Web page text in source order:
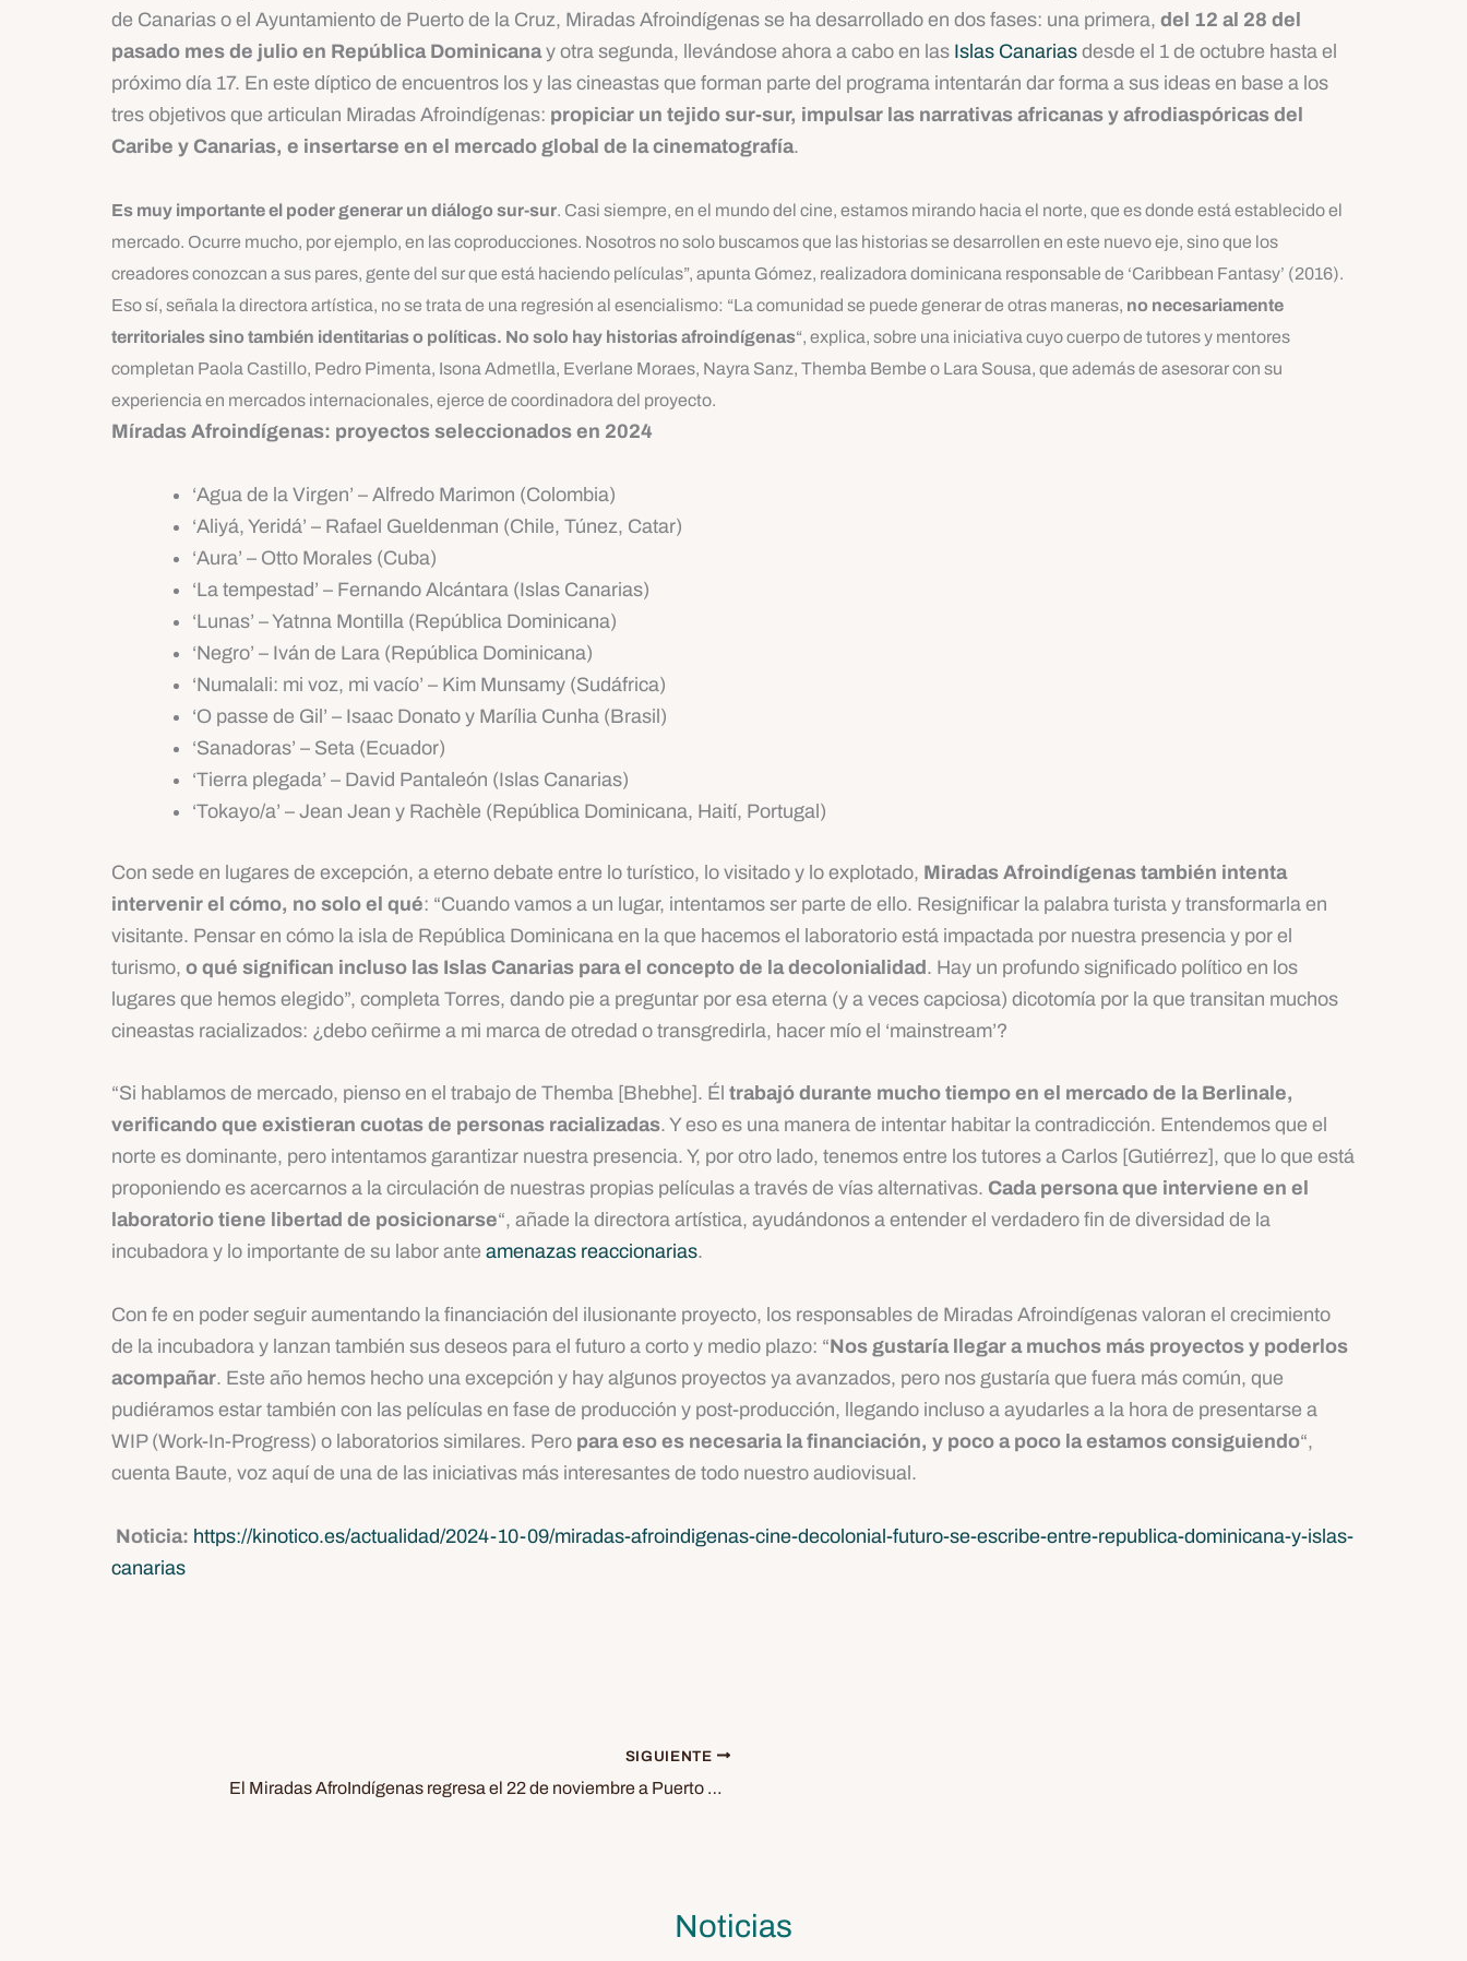
de Canarias o el Ayuntamiento de Puerto de la Cruz, Miradas Afroindígenas se ha desarrollado en dos fases: una primera, del 12 al 28 del
pasado mes de julio en República Dominicanay otra segunda, llevándose ahora a cabo en las Islas Canarias desde el 1 de octubre hasta el
próximo día 17. En este díptico de encuentros los y las cineastas que forman parte del programa intentarán dar forma a sus ideas en base a los
tres objetivos que articulan Miradas Afroindígenas: propiciar un tejido sur-sur, impulsar las narrativas africanas y afrodiaspóricas del
Caribe y Canarias, e insertarse en el mercado global de la cinematografía.
Es muy importante el poder generar un diálogo sur-sur. Casi siempre, en el mundo del cine, estamos mirando hacia el norte, que es donde está establecido el
mercado. Ocurre mucho, por ejemplo, en las coproducciones. Nosotros no solo buscamos que las historias se desarrollen en este nuevo eje, sino que los
creadores conozcan a sus pares, gente del sur que está haciendo películas”, apunta Gómez, realizadora dominicana responsable de ‘Caribbean Fantasy’ (2016).
Eso sí, señala la directora artística, no se trata de una regresión al esencialismo: “La comunidad se puede generar de otras maneras, no necesariamente
territoriales sino también identitarias o políticas. No solo hay historias afroindígenas“, explica, sobre una iniciativa cuyo cuerpo de tutores y mentores
completan Paola Castillo, Pedro Pimenta, Isona Admetlla, Everlane Moraes, Nayra Sanz, Themba Bembe o Lara Sousa, que además de asesorar con su
experiencia en mercados internacionales, ejerce de coordinadora del proyecto.
Míradas Afroindígenas: proyectos seleccionados en 2024
‘Agua de la Virgen’ – Alfredo Marimon (Colombia)
‘Aliyá, Yeridá’ – Rafael Gueldenman (Chile, Túnez, Catar)
‘Aura’ – Otto Morales (Cuba)
‘La tempestad’ – Fernando Alcántara (Islas Canarias)
‘Lunas’ – Yatnna Montilla (República Dominicana)
‘Negro’ – Iván de Lara (República Dominicana)
‘Numalali: mi voz, mi vacío’ – Kim Munsamy (Sudáfrica)
‘O passe de Gil’ – Isaac Donato y Marília Cunha (Brasil)
‘Sanadoras’ – Seta (Ecuador)
‘Tierra plegada’ – David Pantaleón (Islas Canarias)
‘Tokayo/a’ – Jean Jean y Rachèle (República Dominicana, Haití, Portugal)
Con sede en lugares de excepción, a eterno debate entre lo turístico, lo visitado y lo explotado, Miradas Afroindígenas también intenta
intervenir el cómo, no solo el qué: “Cuando vamos a un lugar, intentamos ser parte de ello. Resignificar la palabra turista y transformarla en
visitante. Pensar en cómo la isla de República Dominicana en la que hacemos el laboratorio está impactada por nuestra presencia y por el
turismo, o qué significan incluso las Islas Canarias para el concepto de la decolonialidad. Hay un profundo significado político en los
lugares que hemos elegido”, completa Torres, dando pie a preguntar por esa eterna (y a veces capciosa) dicotomía por la que transitan muchos
cineastas racializados: ¿debo ceñirme a mi marca de otredad o transgredirla, hacer mío el ‘mainstream’?
“Si hablamos de mercado, pienso en el trabajo de Themba [Bhebhe]. Él trabajó durante mucho tiempo en el mercado de la Berlinale,
verificando que existieran cuotas de personas racializadas. Y eso es una manera de intentar habitar la contradicción. Entendemos que el
norte es dominante, pero intentamos garantizar nuestra presencia. Y, por otro lado, tenemos entre los tutores a Carlos [Gutiérrez], que lo que está
proponiendo es acercarnos a la circulación de nuestras propias películas a través de vías alternativas. Cada persona que interviene en el
laboratorio tiene libertad de posicionarse“, añade la directora artística, ayudándonos a entender el verdadero fin de diversidad de la
incubadora y lo importante de su labor ante amenazas reaccionarias.
Con fe en poder seguir aumentando la financiación del ilusionante proyecto, los responsables de Miradas Afroindígenas valoran el crecimiento
de la incubadora y lanzan también sus deseos para el futuro a corto y medio plazo: “Nos gustaría llegar a muchos más proyectos y poderlos
acompañar. Este año hemos hecho una excepción y hay algunos proyectos ya avanzados, pero nos gustaría que fuera más común, que
pudiéramos estar también con las películas en fase de producción y post-producción, llegando incluso a ayudarles a la hora de presentarse a
WIP (Work-In-Progress) o laboratorios similares. Pero para eso es necesaria la financiación, y poco a poco la estamos consiguiendo“,
cuenta Baute, voz aquí de una de las iniciativas más interesantes de todo nuestro audiovisual.
Noticia: https://kinotico.es/actualidad/2024-10-09/miradas-afroindigenas-cine-decolonial-futuro-se-escribe-entre-republica-dominicana-y-islas-
canarias
SIGUIENTE
El Miradas AfroIndígenas regresa el 22 de noviembre a Puerto de la Cruz
Noticias